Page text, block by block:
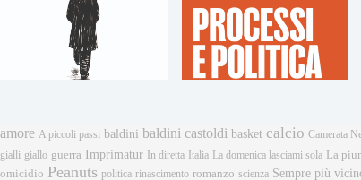
amore A piccoli passi baldini baldini castoldi basket calcio Camerata
gialli giallo guerra Imprimatur In diretta Italia La domenica lasciami sola La
omicidio Peanuts politica rinascimento romanzo scienza Sempre più